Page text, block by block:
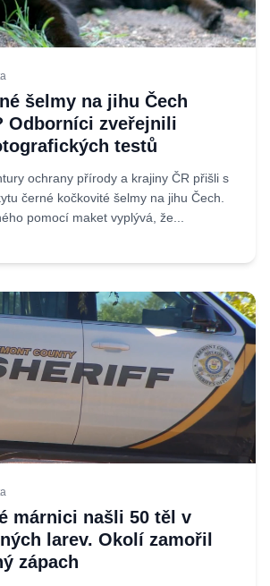
šelmy na jihu Čech
Odborníci zveřejnili
testů
ochrany přírody a krajiny ČR přišli s
černé kočkovité šelmy na jihu Čech.
pomocí maket vyplývá, že...
márnici našli 50 těl v
larev. Okolí zamořil
zápach